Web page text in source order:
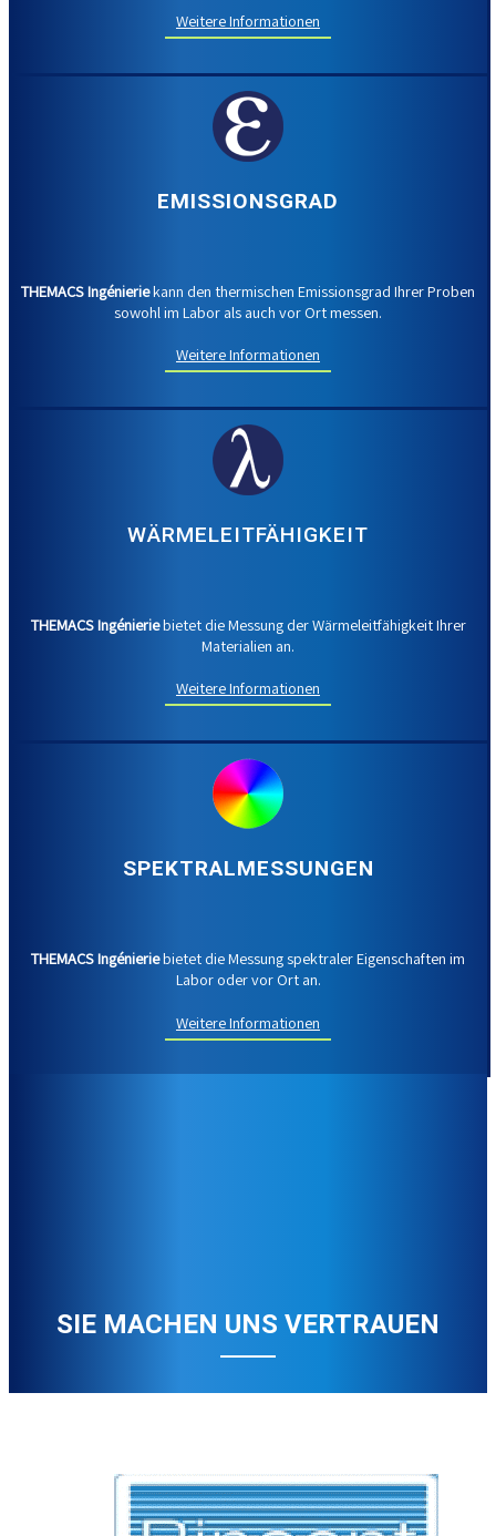
Weitere Informationen
EMISSIONSGRAD
THEMACS Ingénieriekann den thermischen Emissionsgrad Ihrer Proben
sowohl im Labor als auch vor Ort messen.
Weitere Informationen
WÄRMELEITFÄHIGKEIT
THEMACS Ingénieriebietet die Messung der Wärmeleitfähigkeit Ihrer
Materialien an.
Weitere Informationen
SPEKTRALMESSUNGEN
THEMACS Ingénieriebietet die Messung spektraler Eigenschaften im
Labor oder vor Ort an.
Weitere Informationen
SIE MACHEN UNS VERTRAUEN